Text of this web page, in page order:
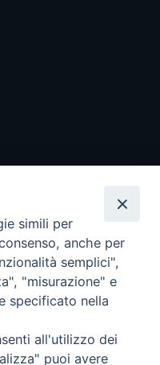
i diritti riservati - Vita
simili per
anche per
semplici",
"misurazione" e
specificato nella
all'utilizzo dei
puoi avere